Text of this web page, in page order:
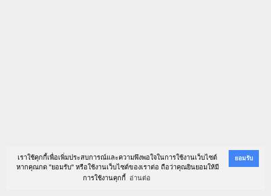
เราใช้คุกกี้เพื่อเพิ่มประสบการณ์และความพึงพอใจในการใช้งานเว็บไซต์
หากคุณกด "ยอมรับ" หรือใช้งานเว็บไซต์ของเราต่อ ถือว่าคุณยินยอมให้มี
การใช้งานคุกกี้
อ่านต่อ
ยอมรับ